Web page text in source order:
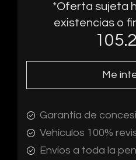
*Oferta sujeta
existencias o
Me
Garantía de
Vehículos 100%
Envíos a toda la